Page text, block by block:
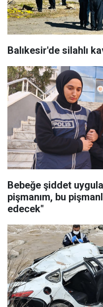
Balıkesir'de silahlı
Bebeğe şiddet
pişmanım, bu
edecek"